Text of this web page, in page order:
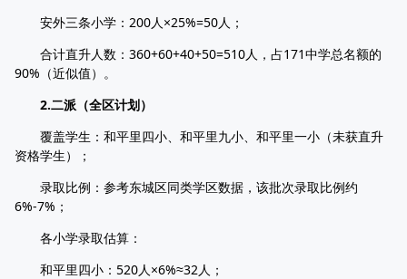
安外三条小学：200人×25%=50人；​
合计直升人数：360+60+40+50=510人，占171中学总名额的
90%（近似值）。​
2.二派（全区计划）​
覆盖学生：和平里四小、和平里九小、和平里一小（未获直升
资格学生）；​
录取比例：参考东城区同类学区数据，该批次录取比例约
6%-7%；​
各小学录取估算：​
和平里四小：520人×6%≈32人；​